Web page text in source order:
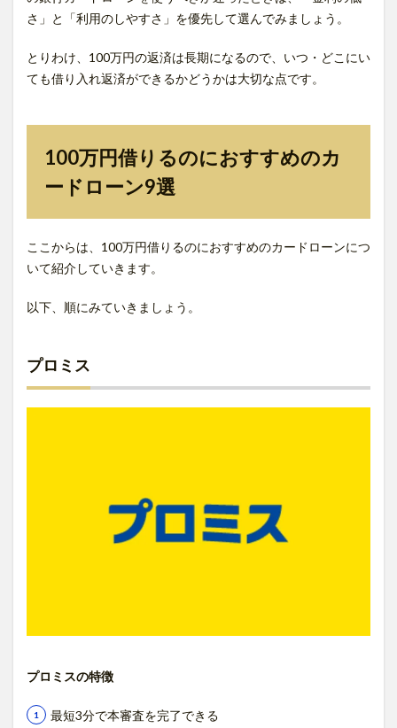
さ」と「利用のしやすさ」を優先して選んでみましょう。
とりわけ、100万円の返済は長期になるので、いつ・どこにい
ても借り入れ返済ができるかどうかは大切な点です。
100万円借りるのにおすすめのカ
ードローン9選
ここからは、100万円借りるのにおすすめのカードローンにつ
いて紹介していきます。
以下、順にみていきましょう。
プロミス
プロミスの特徴
最短3分で本審査を完了できる